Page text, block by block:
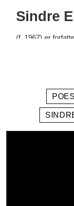
Sindre
(f. 1967) er